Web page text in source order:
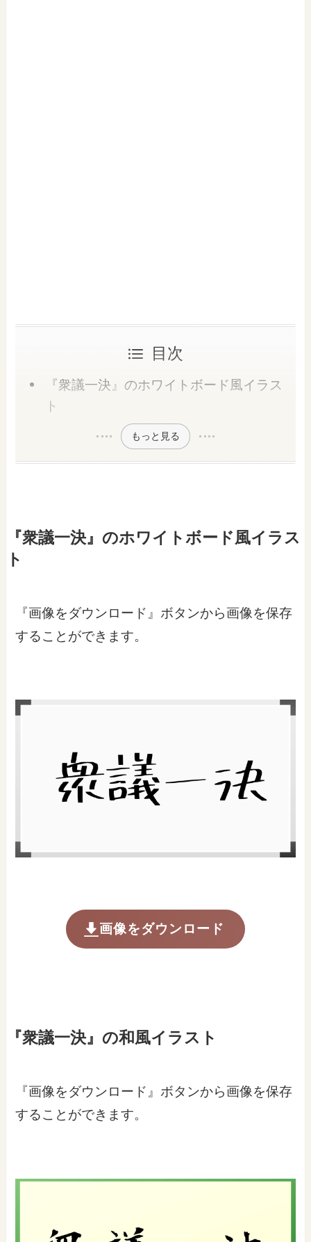
目次
『衆議一決』のホワイトボード風イラス
ト
もっと見る
『衆議一決』のホワイトボード風イラス
ト
『画像をダウンロード』ボタンから画像を保存
することができます。
画像をダウンロード
『衆議一決』の和風イラスト
『画像をダウンロード』ボタンから画像を保存
することができます。